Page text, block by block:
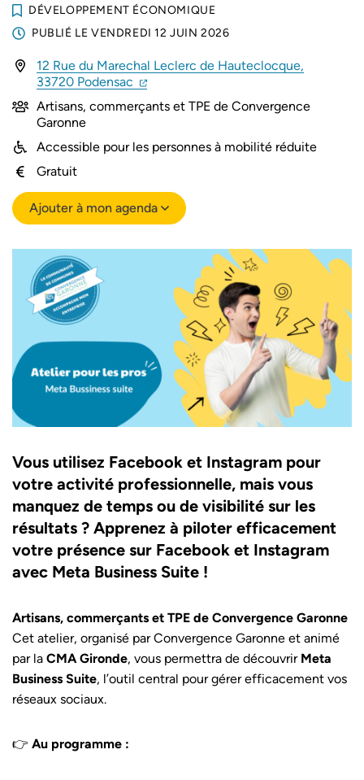
DÉVELOPPEMENT ÉCONOMIQUE
PUBLIÉ LE VENDREDI 12 JUIN 2026
12 Rue du Marechal Leclerc de Hauteclocque,
33720 Podensac (ouverture dans un nouvel onglet)
(ouverture dans un nouvel onglet)
Artisans, commerçants et TPE de Convergence
Garonne
Accessible pour les personnes à mobilité réduite
Gratuit
Ajouter à mon agenda
Vous utilisez Facebook et Instagram pour
votre activité professionnelle, mais vous
manquez de temps ou de visibilité sur les
résultats ? Apprenez à piloter efficacement
votre présence sur Facebook et Instagram
avec Meta Business Suite !
Artisans, commerçants et TPE de Convergence Garonne
Cet atelier, organisé par Convergence Garonne et animé
par la CMA Gironde, vous permettra de découvrir Meta
Business Suite, l’outil central pour gérer efficacement vos
réseaux sociaux.
👉 Au programme :